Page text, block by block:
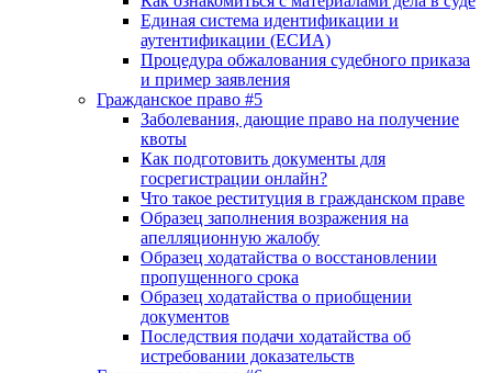
Единая система идентификации и
аутентификации (ЕСИА)
Процедура обжалования судебного приказа
и пример заявления
Гражданское право #5
Заболевания, дающие право на получение
квоты
Как подготовить документы для
госрегистрации онлайн?
Что такое реституция в гражданском праве
Образец заполнения возражения на
апелляционную жалобу
Образец ходатайства о восстановлении
пропущенного срока
Образец ходатайства о приобщении
документов
Последствия подачи ходатайства об
истребовании доказательств